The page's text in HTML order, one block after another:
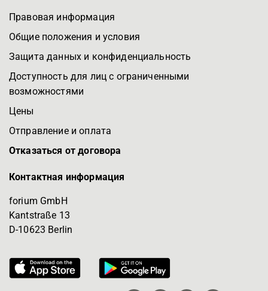
Правовая информация
Общие положения и условия
Защита данных и конфиденциальность
Доступность для лиц с ограниченными
возможностями
Цены
Отправление и оплата
Отказаться от договора
Контактная информация
forium GmbH
Kantstraße 13
D-10623 Berlin